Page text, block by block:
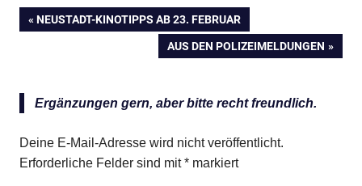
Anzeige
Beitragsnavigation
VORHERIGER
NEUSTADT-KINOTIPPS AB 23. FEBRUAR
NÄCHSTER
AUS DEN POLIZEIMELDUNGEN
Ergänzungen gern, aber bitte recht freundlich.
Deine E-Mail-Adresse wird nicht veröffentlicht.
Erforderliche Felder sind mit* markiert